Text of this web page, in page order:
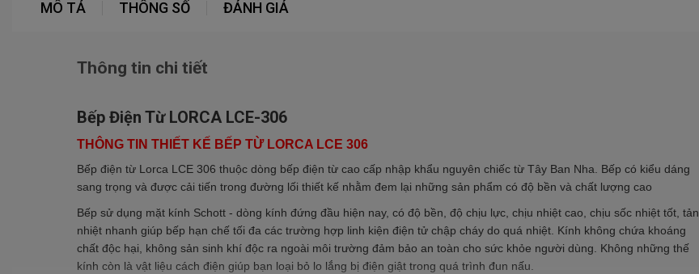
MÔ TẢ THÔNG SỐ ĐÁNH GIÁ
Thông tin chi tiết
Bếp Điện Từ LORCA LCE-306
THÔNG TIN THIẾT KẾ BẾP TỪ LORCA LCE 306
Bếp điện từ Lorca LCE 306 thuộc dòng bếp điện từ cao cấp nhập khẩu nguyên chiếc từ Tây Ban Nha. Bếp có kiểu dáng
sang trọng và được cải tiến trong đường lối thiết kế nhằm đem lại những sản phẩm có độ bền và chất lượng cao
Bếp sử dụng mặt kính Schott - dòng kính đứng đầu hiện nay, có độ bền, độ chịu lực, chịu nhiệt cao, chịu sốc nhiệt tốt, tản
nhiệt nhanh giúp bếp hạn chế tối đa các trường hợp linh kiện điện tử chập cháy do quá nhiệt. Kính không chứa khoáng
chất độc hại, không sản sinh khí độc ra ngoài môi trường đảm bảo an toàn cho sức khỏe người dùng. Không những thế
kính còn là vật liệu cách điện giúp bạn loại bỏ lo lắng bị điện giật trong quá trình đun nấu.